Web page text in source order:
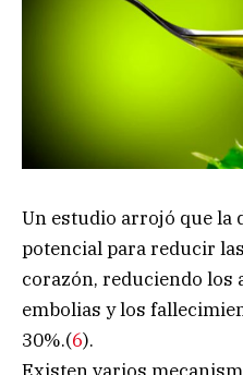
Un estudio arrojó que la
potencial para reducir
corazón, reduciendo los
embolias y los
30%.(6).